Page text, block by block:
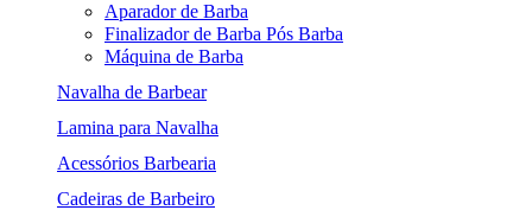
Aparador de Barba
Finalizador de Barba Pós Barba
Máquina de Barba
Navalha de Barbear
Lamina para Navalha
Acessórios Barbearia
Cadeiras de Barbeiro